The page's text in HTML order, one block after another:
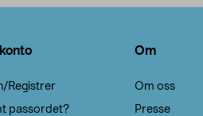
Registrer
passordet?
Om
Om oss
Presse